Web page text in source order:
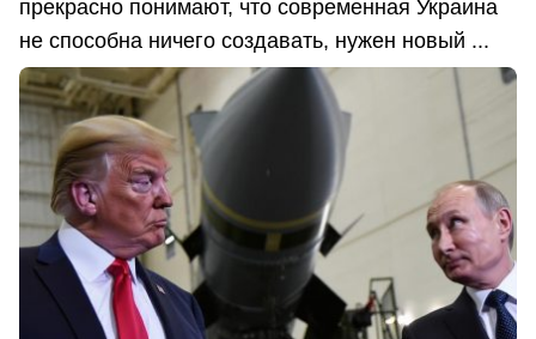
прекрасно понимают, что современная Украина
не способна ничего создавать, нужен новый ...